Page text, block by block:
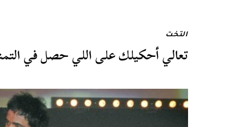
التخت
تعالي أحكيلك على اللي حصل في